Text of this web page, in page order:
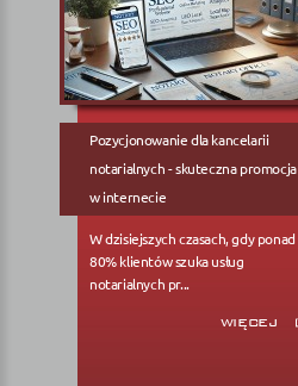
Pozycjonowanie dla kancelarii
notarialnych - skuteczna promocja
w internecie
W dzisiejszych czasach, gdy ponad
80% klientów szuka usług
notarialnych pr...
więcej